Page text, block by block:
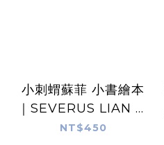
小刺蝟蘇菲 小書繪本
｜SEVERUS LIAN 里
恩太太
NT$450